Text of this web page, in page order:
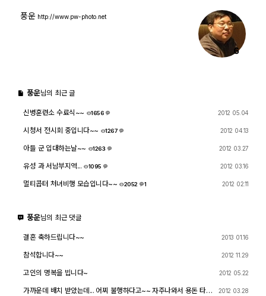
공지사항
6
풍운 http://www.pw-photo.net
풍운님의 최근 글
신병훈련소 수료식~~
1656
2012 05.04
시청서 전시회 중입니다~~
1267
2012 04.13
아들 군 입대하는날~~
1263
2012 03.27
유성 과 서남부지역...
1095
2012 03.16
멀티콥터 처녀비행 모습입니다~~ 2052
1
2012 02.11
풍운님의 최근 댓글
결혼 축하드립니다~~ 2013 01.16
참석합니다~~ 2012 11.29
고인의 명복을 빕니다~ 2012 05.22
가까운데 배치 받았는데... 어찌 불행하다고~~ 자주나와서 용돈 타가
2012 03.28